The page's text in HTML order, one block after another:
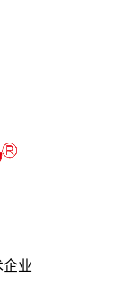
企业